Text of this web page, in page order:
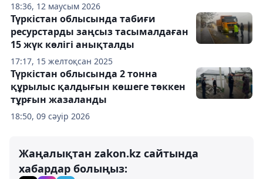
18:36, 12 маусым 2026
17:17, 15 желтоқсан 2025
Түркістан облысында табиғи
ресурстарды заңсыз тасымалдаған
15 жүк көлігі анықталды
18:50, 09 сәуір 2026
Түркістан облысында 2 тонна
құрылыс қалдығын көшеге төккен
тұрғын жазаланды
Жаңалықтан zakon.kz сайтында
хабардар болыңыз: